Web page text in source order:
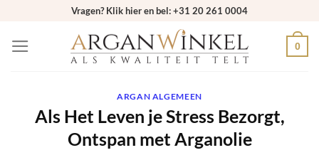
inhoud
Vragen? Klik hier en bel: +31 20 261 0004
0
ARGAN ALGEMEEN
Als Het Leven je Stress Bezorgt,
Ontspan met Arganolie